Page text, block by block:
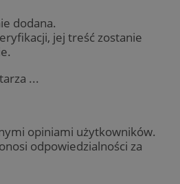
dodana.
jej treść zostanie
...
opiniami użytkowników.
odpowiedzialności za